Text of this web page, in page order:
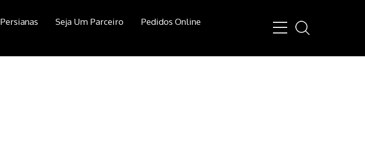
Persianas Seja Um Parceiro
Pedidos Online